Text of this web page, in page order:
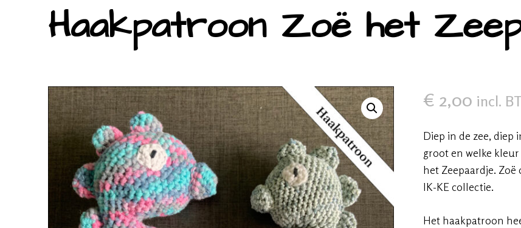
Haakpatroon Zoë het
€ 2,00 incl.
Diep in de zee, diep
groot en welke
het Zeepaardje.
IK-KE collectie.
Het haakpatroon